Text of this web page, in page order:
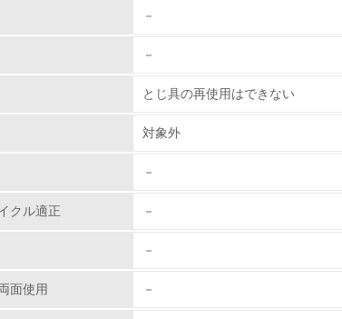
入している規格名 ISO 14001:2004, JIS Q 14001:2004
認証を取得している
－
－
とじ具の再使用はできない
対象外
－
クル適正 －
－
面使用 －